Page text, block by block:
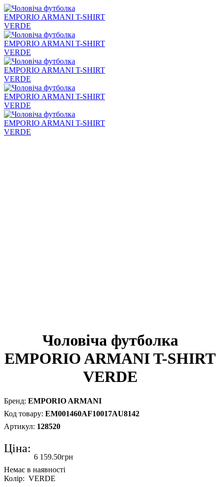
Чоловіча футболка
EMPORIO ARMANI T-SHIRT
VERDE
EMPORIO ARMANI
EM001460AF10017AU8142
128520
Ціна:
6 159.50грн
Колір: VERDE